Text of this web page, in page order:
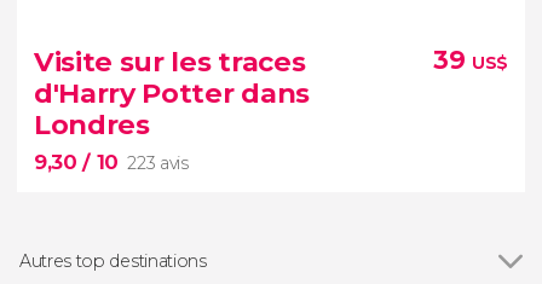
3 040 avis
Découvrez les secrets du sanctuaire le plus célèbre
et ancien de Londres
Visite sur les traces
d'Harry Potter dans
Londres
9,30/ 10 223 avis
39 US$
Autres top destinations